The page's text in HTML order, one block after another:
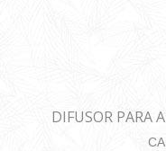
DIFUSOR PARA